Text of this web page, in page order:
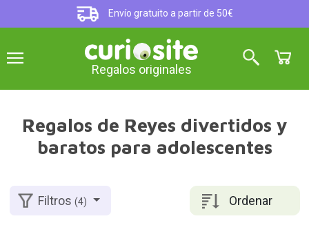
Envío gratuito a partir de 50€
Regalos originales
Regalos de Reyes divertidos y
baratos para adolescentes
Ordenar
Filtros(4)